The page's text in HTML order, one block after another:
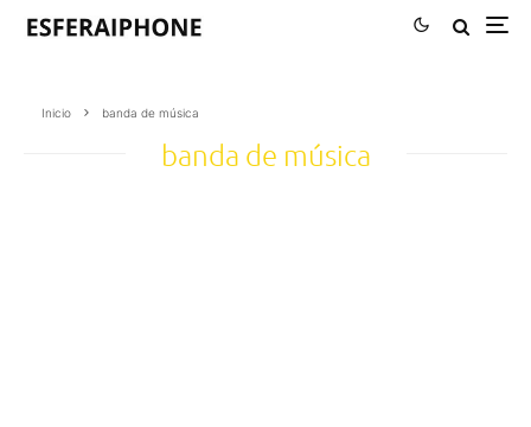
Inicio banda de música
banda de música